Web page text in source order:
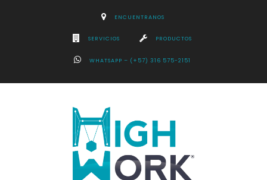
ENCUENTRANOS
SERVICIOS PRODUCTOS
WHATSAPP – (+57) 316 575-2151